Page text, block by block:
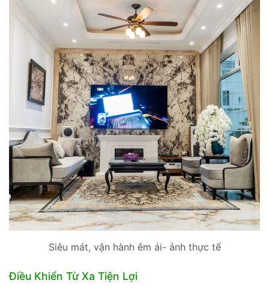
Siêu mát, vận hành êm ái- ảnh thực tế
Điều Khiển Từ Xa Tiện Lợi